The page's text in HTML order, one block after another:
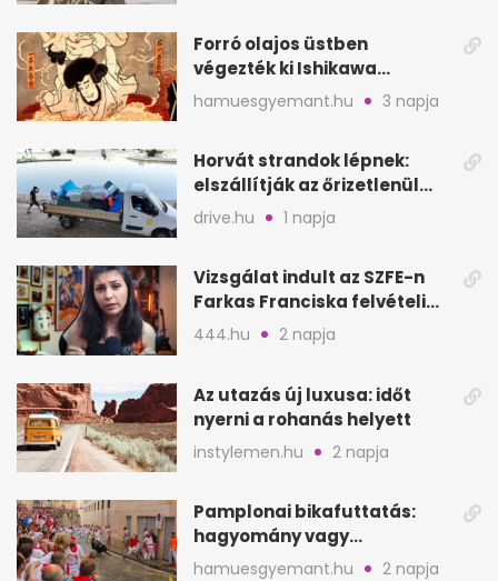
Forró olajos üstben
végezték ki Ishikawa
Goemont, Japán Robin
Hoodját
hamuesgyemant.hu 3 napja
Horvát strandok lépnek:
elszállítják az őrizetlenül
hagyott törölközőket
drive.hu 1 napja
Vizsgálat indult az SZFE-n
Farkas Franciska felvételi
videója után
444.hu 2 napja
Az utazás új luxusa: időt
nyerni a rohanás helyett
instylemen.hu 2 napja
Pamplonai bikafuttatás:
hagyomány vagy
értelmetlen vérontás?
hamuesgyemant.hu 2 napja